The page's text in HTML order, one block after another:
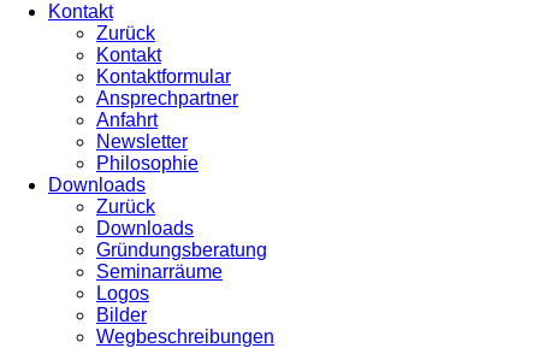
Kontakt
Zurück
Kontakt
Kontaktformular
Ansprechpartner
Anfahrt
Newsletter
Philosophie
Downloads
Zurück
Downloads
Gründungsberatung
Seminarräume
Logos
Bilder
Wegbeschreibungen